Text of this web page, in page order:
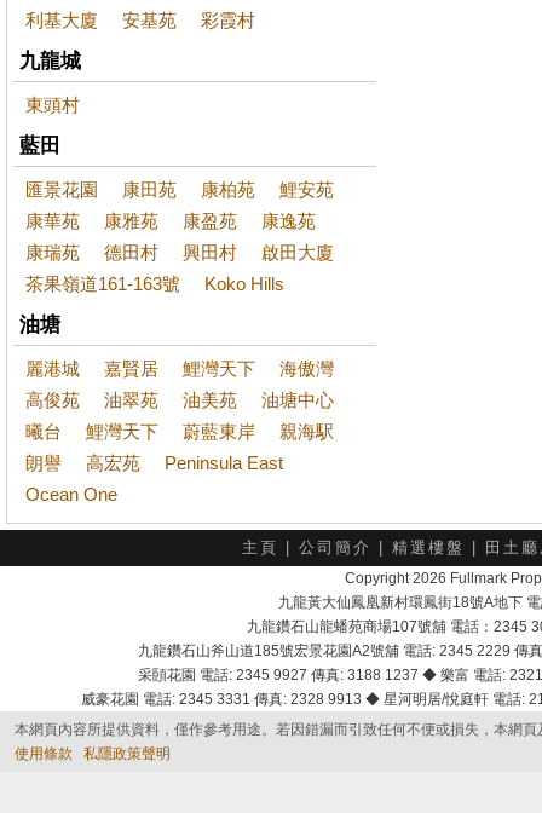
利基大廈 安基苑 彩霞村
九龍城
東頭村
藍田
匯景花園 康田苑 康柏苑
鯉安苑
康華苑
康雅苑 康盈苑
康逸苑
康瑞苑
德田村 興田村
啟田大廈
茶果嶺道161-163號
Koko Hills
油塘
麗港城 嘉賢居 鯉灣天下
海傲灣
高俊苑
油翠苑 油美苑
油塘中心
曦台
鯉灣天下 蔚藍東岸
親海駅
朗譽
高宏苑
Peninsula East
Ocean One
主頁 公司簡介 精選樓盤 田土
Copyright 2026 Fullmark
九龍黃大仙鳳凰新村環鳳街18號A地下
九龍鑽石山龍蟠苑商場107號舖 電話：2345
九龍鑽石山斧山道185號宏景花園A2號舖 電話: 2345 2229
采頣花園 電話: 2345 9927 傳真: 3188 1237 ◆ 樂富 電話:
威豪花園 電話: 2345 3331 傳真: 2328 9913 ◆ 星河明居/悅庭軒 電話
本網頁內容所提供資料，僅作參考用途。若因錯漏而引致任何不便或損失，本網
使用條款
私隱政策聲明